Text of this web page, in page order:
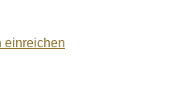
einreichen